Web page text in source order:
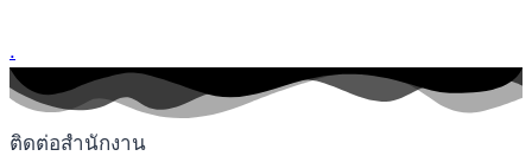
.
ติดต่อสำนักงาน